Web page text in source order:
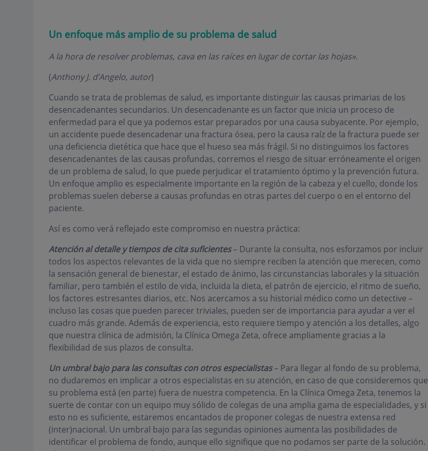
Un enfoque más amplio de su problema de salud
A la hora de resolver problemas, cava en las raíces en lugar de cortar las hojas».
(Anthony J. d’Angelo, autor)
Cuando se trata de problemas de salud, es importante distinguir las causas primarias de los
desencadenantes secundarios. Un desencadenante es un factor que inicia un proceso de
enfermedad para el que ya podemos estar preparados por una causa subyacente. Por ejemplo,
un accidente puede desencadenar una fractura ósea, pero la causa raíz de la fractura puede ser
una deficiencia dietética que hace que el hueso sea más frágil. Si no distinguimos los factores
desencadenantes de las causas profundas, corremos el riesgo de situar erróneamente el origen
de un problema de salud, lo que puede perjudicar el tratamiento óptimo y la prevención futura.
Un enfoque amplio es especialmente importante en la región de la cabeza y el cuello, donde los
problemas suelen deberse a causas profundas en otras partes del cuerpo o en el entorno del
paciente.
Así es como verá reflejado este compromiso en nuestra práctica:
Atención al detalle y tiempos de cita suficientes– Durante la consulta, nos esforzamos por incluir
todos los aspectos relevantes de la vida que no siempre reciben la atención que merecen, como
la sensación general de bienestar, el estado de ánimo, las circunstancias laborales y la situación
familiar, pero también el estilo de vida, incluida la dieta, el patrón de ejercicio, el ritmo de sueño,
los factores estresantes diarios, etc. Nos acercamos a su historial médico como un detective –
incluso las cosas que pueden parecer triviales, pueden ser de importancia para ayudar a ver el
cuadro más grande. Además de experiencia, esto requiere tiempo y atención a los detalles, algo
que nuestra clínica de admisión, la Clínica Omega Zeta, ofrece ampliamente gracias a la
flexibilidad de sus plazos de consulta.
Un umbral bajo para las consultas con otros especialistas– Para llegar al fondo de su problema,
no dudaremos en implicar a otros especialistas en su atención, en caso de que consideremos que
su problema está (en parte) fuera de nuestra competencia. En la Clínica Omega Zeta, tenemos la
suerte de contar con un equipo muy sólido de colegas de una amplia gama de especialidades, y si
esto no es suficiente, estaremos encantados de proponer colegas de nuestra extensa red
(inter)nacional. Un umbral bajo para las segundas opiniones aumenta las posibilidades de
identificar el problema de fondo, aunque ello signifique que no podamos ser parte de la solución.